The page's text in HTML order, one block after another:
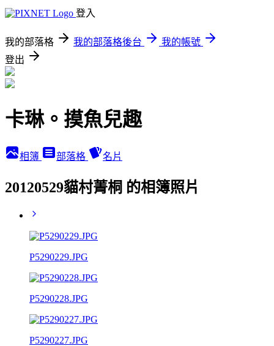
登入
我的部落格 我的部落格後台
我的帳號
登出
卡琳。摸魚兒趣
相簿 部落格 名片
20120529貓村菁桐 的相簿照片
P5290229.JPG
P5290228.JPG
P5290227.JPG